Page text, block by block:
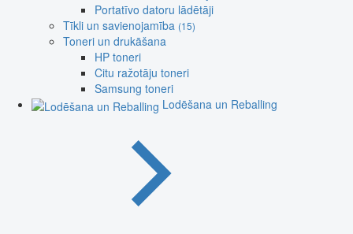
Portatīvo datoru lādētāji
Tīkli un savienojamība (15)
Toneri un drukāšana
HP toneri
Citu ražotāju toneri
Samsung toneri
Lodēšana un Reballing